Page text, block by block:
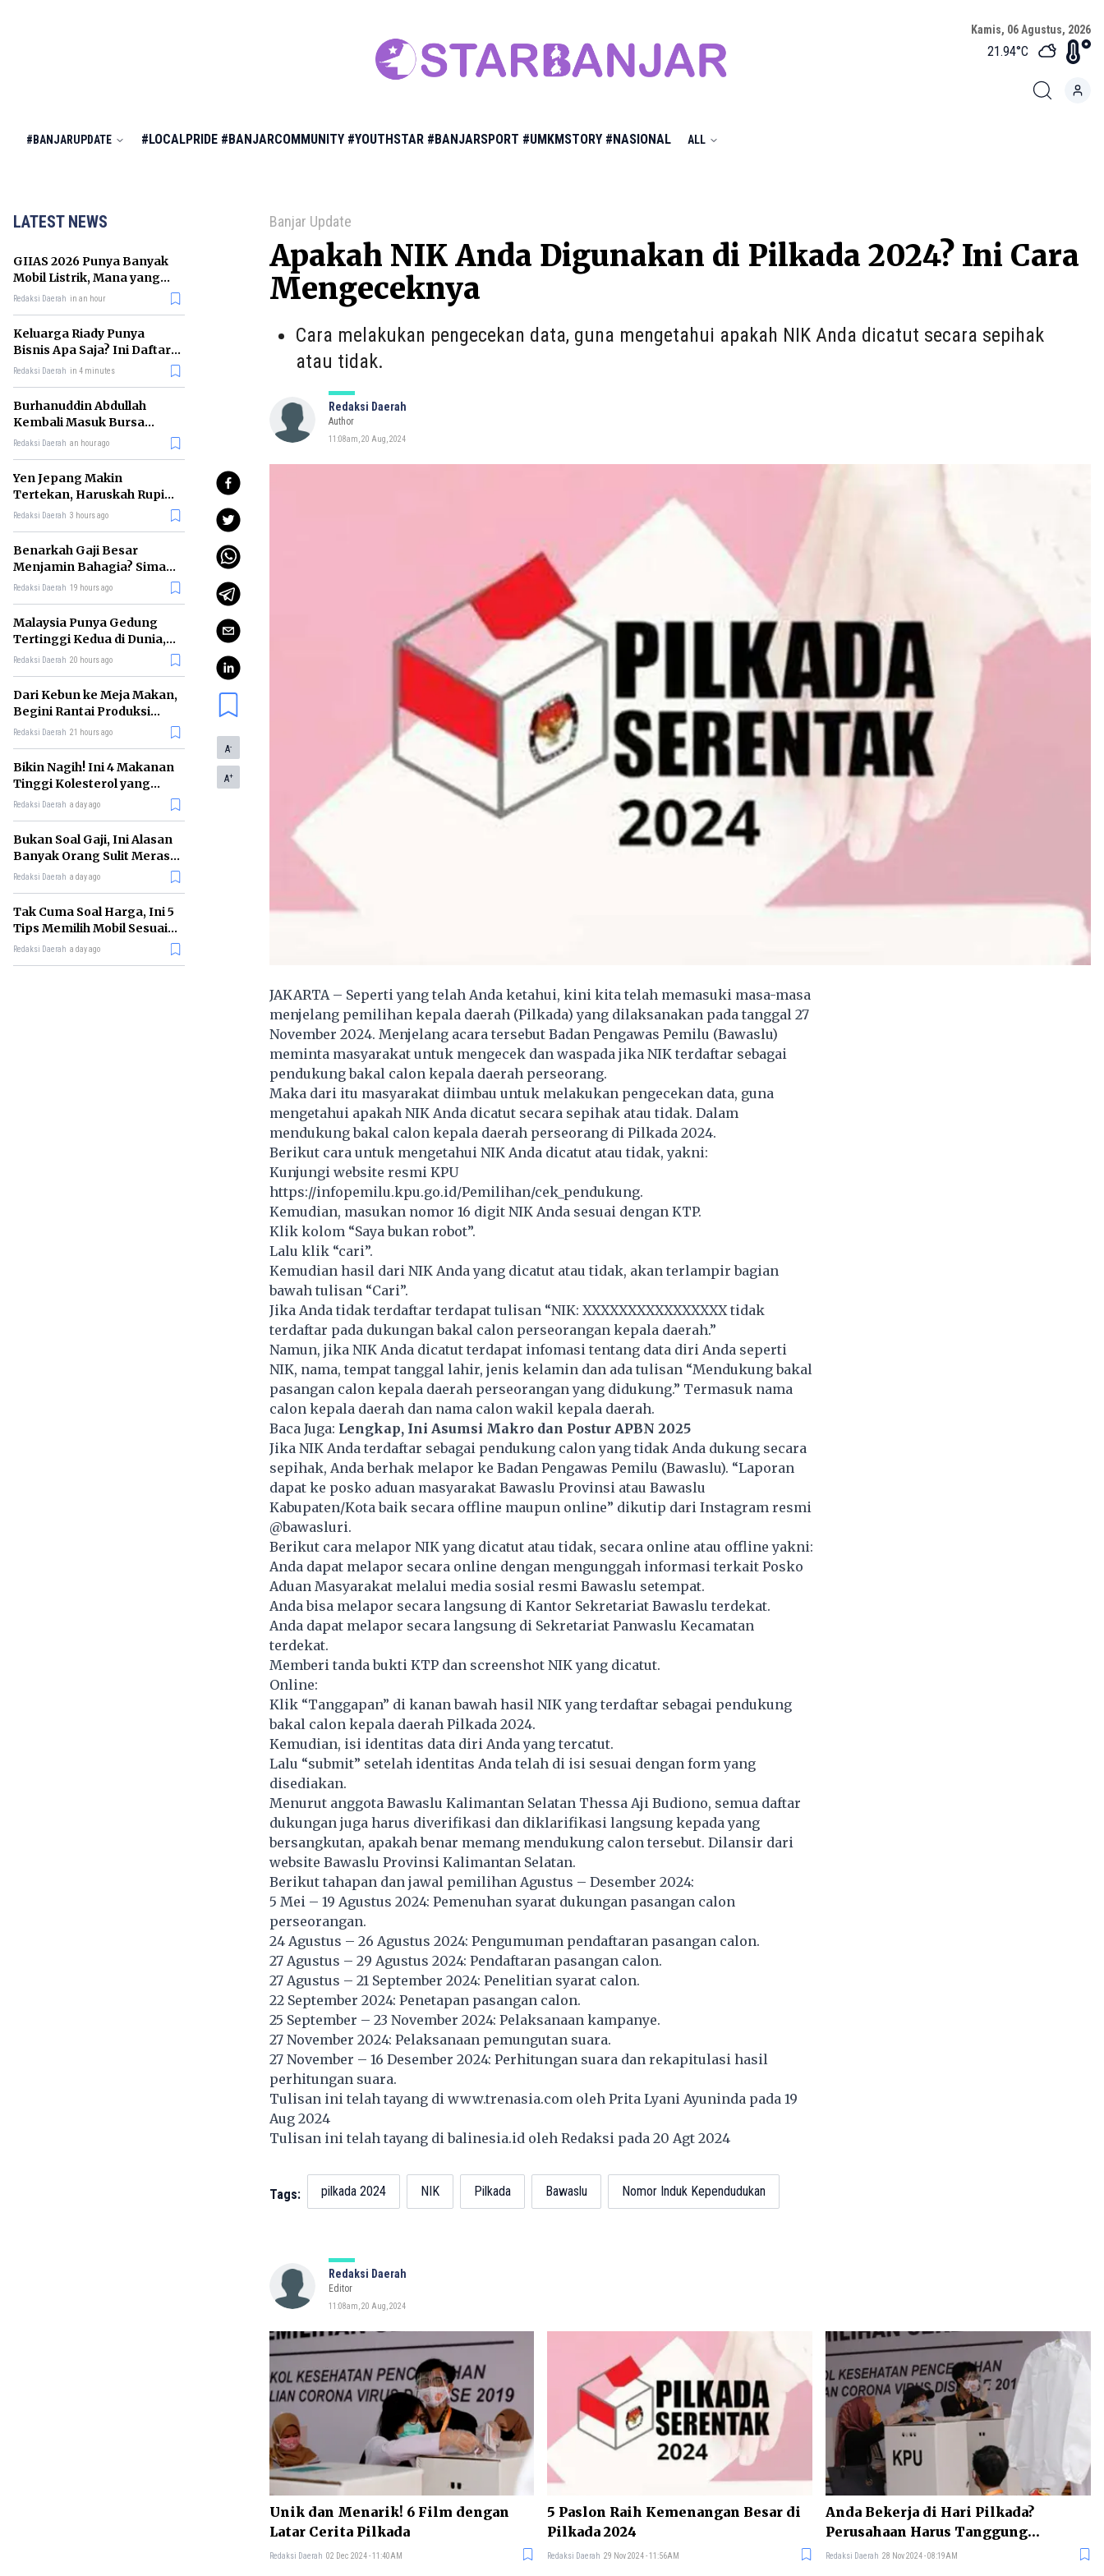
Kamis, 06 Agustus, 2026
21.94°C
#BANJARUPDATE #LOCALPRIDE #BANJARCOMMUNITY #YOUTHSTAR #BANJARSPORT #UMKMSTORY #NASIONAL ALL
LATEST NEWS
GIIAS 2026 Punya Banyak
Mobil Listrik, Mana yang
Cocok untuk Gaji Rp10 Juta?
Redaksi Daerah in an hour
Keluarga Riady Punya
Bisnis Apa Saja? Ini Daftar
Kerajaan Usahanya
Redaksi Daerah in 4 minutes
Burhanuddin Abdullah
Kembali Masuk Bursa
Gubernur BI, Ini Rekam
Redaksi Daerah an hour ago
Yen Jepang Makin
Tertekan, Haruskah Rupiah
Ikut Khawatir?
Redaksi Daerah 3 hours ago
Benarkah Gaji Besar
Menjamin Bahagia? Simak
Penjelasan Ilmu Ekonomi
Redaksi Daerah 19 hours ago
Malaysia Punya Gedung
Tertinggi Kedua di Dunia,
Ini Daftar Lengkap 2026
Redaksi Daerah 20 hours ago
Dari Kebun ke Meja Makan,
Begini Rantai Produksi
Sawit di Indonesia
Redaksi Daerah 21 hours ago
Bikin Nagih! Ini 4 Makanan
Tinggi Kolesterol yang
Sebaiknya Dikurangi
Redaksi Daerah a day ago
Bukan Soal Gaji, Ini Alasan
Banyak Orang Sulit Merasa
Cukup
Redaksi Daerah a day ago
Tak Cuma Soal Harga, Ini 5
Tips Memilih Mobil Sesuai
Kebutuhan
Redaksi Daerah a day ago
Banjar Update
Apakah NIK Anda Digunakan di Pilkada 2024? Ini Cara
Mengeceknya
Cara melakukan pengecekan data, guna mengetahui apakah NIK Anda dicatut secara sepihak
atau tidak.
Redaksi Daerah
Author
11:08am, 20 Aug, 2024
A-
A+
JAKARTA – Seperti yang telah Anda ketahui, kini kita telah memasuki masa-masa
menjelang pemilihan kepala daerah (Pilkada) yang dilaksanakan pada tanggal 27
November 2024. Menjelang acara tersebut Badan Pengawas Pemilu (Bawaslu)
meminta masyarakat untuk mengecek dan waspada jika NIK terdaftar sebagai
pendukung bakal calon kepala daerah perseorang.
Maka dari itu masyarakat diimbau untuk melakukan pengecekan data, guna
mengetahui apakah NIK Anda dicatut secara sepihak atau tidak. Dalam
mendukung bakal calon kepala daerah perseorang di Pilkada 2024.
Berikut cara untuk mengetahui NIK Anda dicatut atau tidak, yakni:
Kunjungi website resmi KPU
https://infopemilu.kpu.go.id/Pemilihan/cek_pendukung.
Kemudian, masukan nomor 16 digit NIK Anda sesuai dengan KTP.
Klik kolom “Saya bukan robot”.
Lalu klik “cari”.
Kemudian hasil dari NIK Anda yang dicatut atau tidak, akan terlampir bagian
bawah tulisan “Cari”.
Jika Anda tidak terdaftar terdapat tulisan “NIK: XXXXXXXXXXXXXXXX tidak
terdaftar pada dukungan bakal calon perseorangan kepala daerah.”
Namun, jika NIK Anda dicatut terdapat infomasi tentang data diri Anda seperti
NIK, nama, tempat tanggal lahir, jenis kelamin dan ada tulisan “Mendukung bakal
pasangan calon kepala daerah perseorangan yang didukung.” Termasuk nama
calon kepala daerah dan nama calon wakil kepala daerah.
Baca Juga: Lengkap, Ini Asumsi Makro dan Postur APBN 2025
Jika NIK Anda terdaftar sebagai pendukung calon yang tidak Anda dukung secara
sepihak, Anda berhak melapor ke Badan Pengawas Pemilu (Bawaslu). “Laporan
dapat ke posko aduan masyarakat Bawaslu Provinsi atau Bawaslu
Kabupaten/Kota baik secara offline maupun online” dikutip dari Instagram resmi
@bawasluri.
Berikut cara melapor NIK yang dicatut atau tidak, secara online atau offline yakni:
Anda dapat melapor secara online dengan mengunggah informasi terkait Posko
Aduan Masyarakat melalui media sosial resmi Bawaslu setempat.
Anda bisa melapor secara langsung di Kantor Sekretariat Bawaslu terdekat.
Anda dapat melapor secara langsung di Sekretariat Panwaslu Kecamatan
terdekat.
Memberi tanda bukti KTP dan screenshot NIK yang dicatut.
Online:
Klik “Tanggapan” di kanan bawah hasil NIK yang terdaftar sebagai pendukung
bakal calon kepala daerah Pilkada 2024.
Kemudian, isi identitas data diri Anda yang tercatut.
Lalu “submit” setelah identitas Anda telah di isi sesuai dengan form yang
disediakan.
Menurut anggota Bawaslu Kalimantan Selatan Thessa Aji Budiono, semua daftar
dukungan juga harus diverifikasi dan diklarifikasi langsung kepada yang
bersangkutan, apakah benar memang mendukung calon tersebut. Dilansir dari
website Bawaslu Provinsi Kalimantan Selatan.
Berikut tahapan dan jawal pemilihan Agustus – Desember 2024:
5 Mei – 19 Agustus 2024: Pemenuhan syarat dukungan pasangan calon
perseorangan.
24 Agustus – 26 Agustus 2024: Pengumuman pendaftaran pasangan calon.
27 Agustus – 29 Agustus 2024: Pendaftaran pasangan calon.
27 Agustus – 21 September 2024: Penelitian syarat calon.
22 September 2024: Penetapan pasangan calon.
25 September – 23 November 2024: Pelaksanaan kampanye.
27 November 2024: Pelaksanaan pemungutan suara.
27 November – 16 Desember 2024: Perhitungan suara dan rekapitulasi hasil
perhitungan suara.
Tulisan ini telah tayang di www.trenasia.com oleh Prita Lyani Ayuninda pada 19
Aug 2024
Tulisan ini telah tayang dibalinesia.id oleh Redaksi pada 20 Agt 2024
Tags: pilkada 2024 NIK Pilkada Bawaslu Nomor Induk Kependudukan
Redaksi Daerah
Editor
11:08am, 20 Aug, 2024
Unik dan Menarik! 6 Film dengan
Latar Cerita Pilkada
Redaksi Daerah 02 Dec 2024 - 11:40AM
5 Paslon Raih Kemenangan Besar di
Pilkada 2024
Redaksi Daerah 29 Nov 2024 - 11:56AM
Anda Bekerja di Hari Pilkada?
Perusahaan Harus Tanggung
Kompensasi Lembur
Redaksi Daerah 28 Nov 2024 - 08:19AM